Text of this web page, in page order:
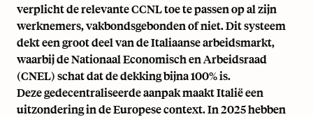
verplicht de relevante CCNL toe te passen op al zijn
werknemers, vakbondsgebonden of niet. Dit systeem
dekt een groot deel van de Italiaanse arbeidsmarkt,
waarbij deNationaal Economisch en Arbeidsraad
(CNEL)schat dat de dekking bijna 100% is.
Deze gedecentraliseerde aanpak maakt Italië een
uitzondering in de Europese context. In 2025 hebben